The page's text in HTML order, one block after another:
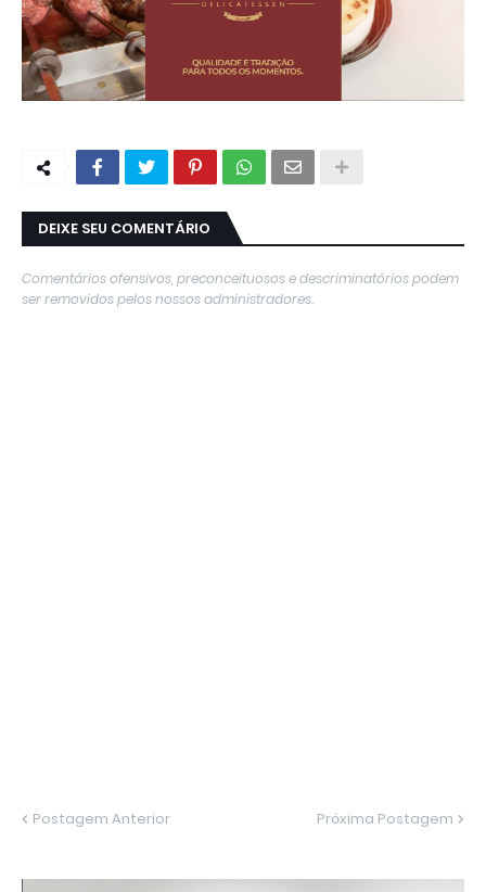
DEIXE SEU COMENTÁRIO
Comentários ofensivos, preconceituosos e descriminatórios podem
ser removidos pelos nossos administradores.
Postagem Anterior Próxima Postagem